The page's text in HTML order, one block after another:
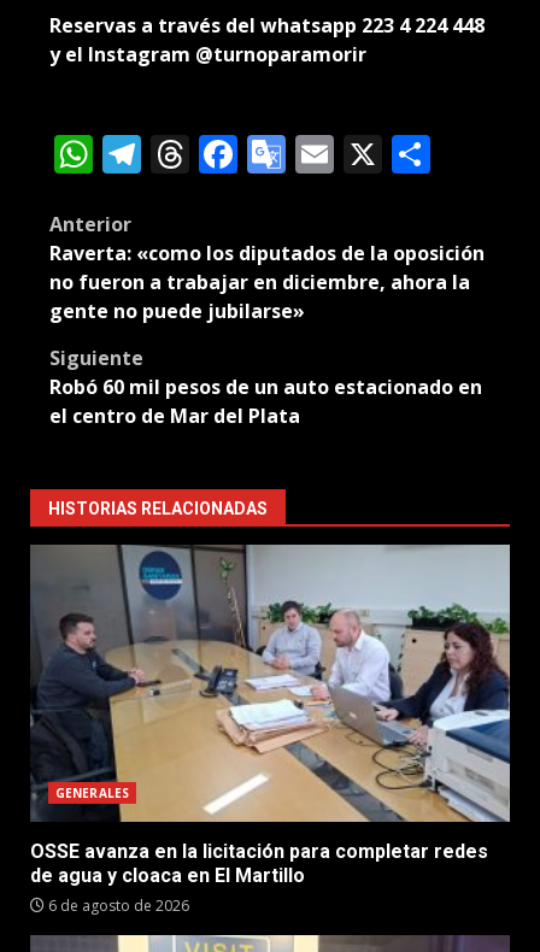
Reservas a través del whatsapp 223 4 224 448
y el Instagram @turnoparamorir
WhatsApp
Telegram
Threads
Facebook
Google
Email
X
Post
navigation
Anterior
Raverta: «como los diputados de la oposición
no fueron a trabajar en diciembre, ahora la
gente no puede jubilarse»
Siguiente
Robó 60 mil pesos de un auto estacionado en
el centro de Mar del Plata
HISTORIAS RELACIONADAS
GENERALES
OSSE avanza en la licitación para completar redes
de agua y cloaca en El Martillo
6 de agosto de 2026